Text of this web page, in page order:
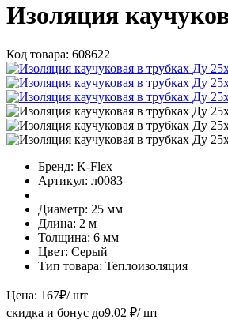
Изоляция
Код товара: 608622
Бренд: K-Flex
Артикул: л0083
Диаметр: 25 мм
Длина: 2 м
Толщина: 6 мм
Цвет: Серый
Тип товара: Теплоизоляция
Цена: 167₽/ шт
скидка и бонус до9.02 ₽/ шт